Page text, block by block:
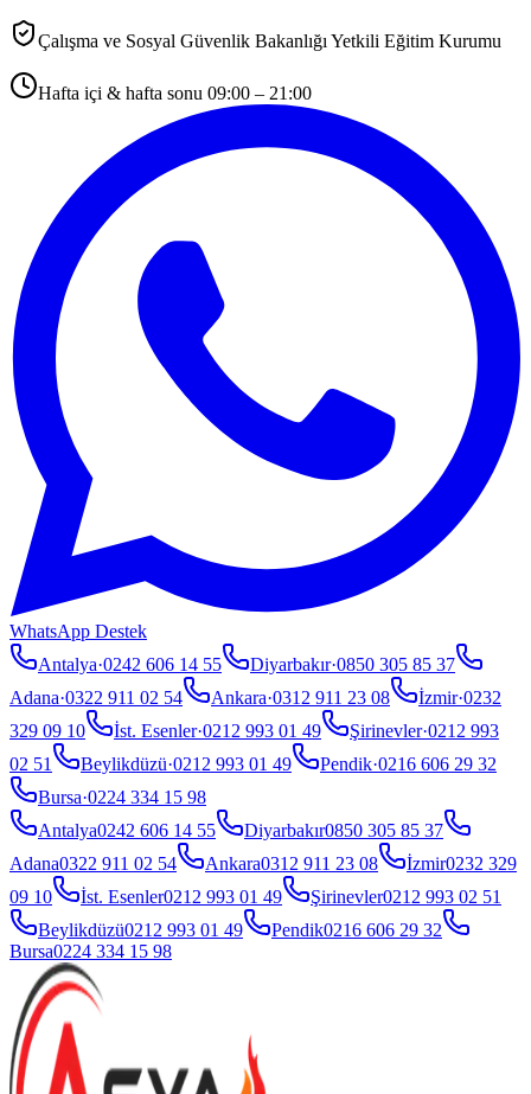
Çalışma ve Sosyal Güvenlik Bakanlığı Yetkili Eğitim Kurumu
Hafta içi & hafta sonu 09:00 – 21:00
WhatsApp Destek
Antalya·0242 606 14 55 Diyarbakır·0850 305 85 37
Adana·0322 911 02 54 Ankara·0312 911 23 08 İzmir·0232
329 09 10
İst. Esenler·0212 993 01 49 Şirinevler·0212 993
02 51
Beylikdüzü·0212 993 01 49 Pendik·0216 606 29 32
Bursa·0224 334 15 98
Antalya0242 606 14 55 Diyarbakır0850 305 85 37
Adana0322 911 02 54 Ankara0312 911 23 08 İzmir0232 329
09 10
İst. Esenler0212 993 01 49 Şirinevler0212 993 02 51
Beylikdüzü0212 993 01 49 Pendik0216 606 29 32
Bursa0224 334 15 98